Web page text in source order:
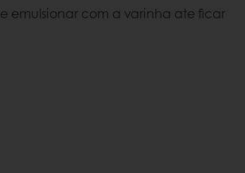
emulsionar com a varinha ate ficar